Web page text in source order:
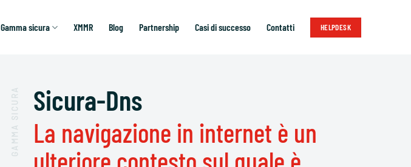
Gamma sicura XMMR Blog Partnership Casi di successo Contatti HELPDESK
Sicura-Dns
La navigazione in internet è un
GAMMA SICURA